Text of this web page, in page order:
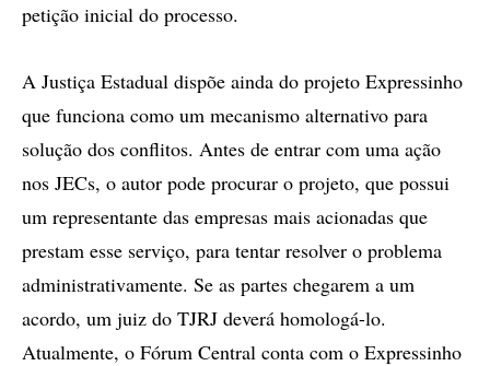
petição inicial do processo.
A Justiça Estadual dispõe ainda do projeto Expressinho
que funciona como um mecanismo alternativo para
solução dos conflitos. Antes de entrar com uma ação
nos JECs, o autor pode procurar o projeto, que possui
um representante das empresas mais acionadas que
prestam esse serviço, para tentar resolver o problema
administrativamente. Se as partes chegarem a um
acordo, um juiz do TJRJ deverá homologá-lo.
Atualmente, o Fórum Central conta com o Expressinho